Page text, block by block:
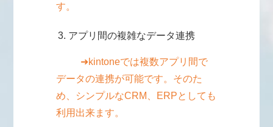
す。
アプリ間の複雑なデータ連携
➜kintoneでは複数アプリ間で
データの連携が可能です。そのた
め、シンプルなCRM、ERPとしても
利用出来ます。